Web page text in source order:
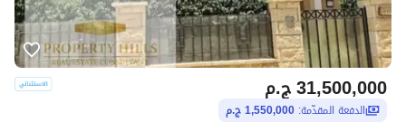
ج.م31,500,000
الدفعة المقدّمة: 1,550,000 ج.م